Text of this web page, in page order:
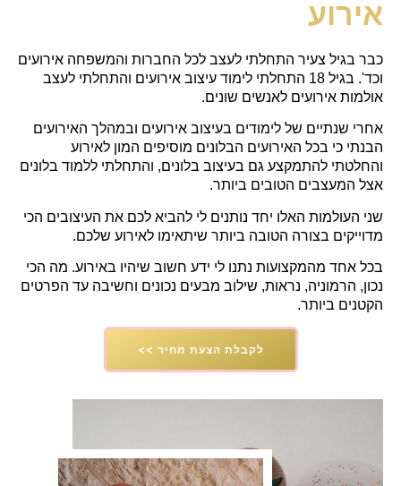
אירוע
כבר בגיל צעיר התחלתי לעצב לכל החברות והמשפחה אירועים
וכד'. בגיל 18 התחלתי לימוד עיצוב אירועים והתחלתי לעצב
אולמות אירועים לאנשים שונים.
אחרי שנתיים של לימודים בעיצוב אירועים ובמהלך האירועים
הבנתי כי בכל האירועים הבלונים מוסיפים המון לאירוע
והחלטתי להתמקצע גם בעיצוב בלונים, והתחלתי ללמוד בלונים
אצל המעצבים הטובים ביותר.
שני העולמות האלו יחד נותנים לי להביא לכם את העיצובים הכי
מדוייקים בצורה הטובה ביותר שיתאימו לאירוע שלכם.
בכל אחד מהמקצועות נתנו לי ידע חשוב שיהיו באירוע. מה הכי
נכון, הרמוניה, נראות, שילוב מבעים נכונים וחשיבה עד הפרטים
הקטנים ביותר.
לקבלת הצעת מחיר >>